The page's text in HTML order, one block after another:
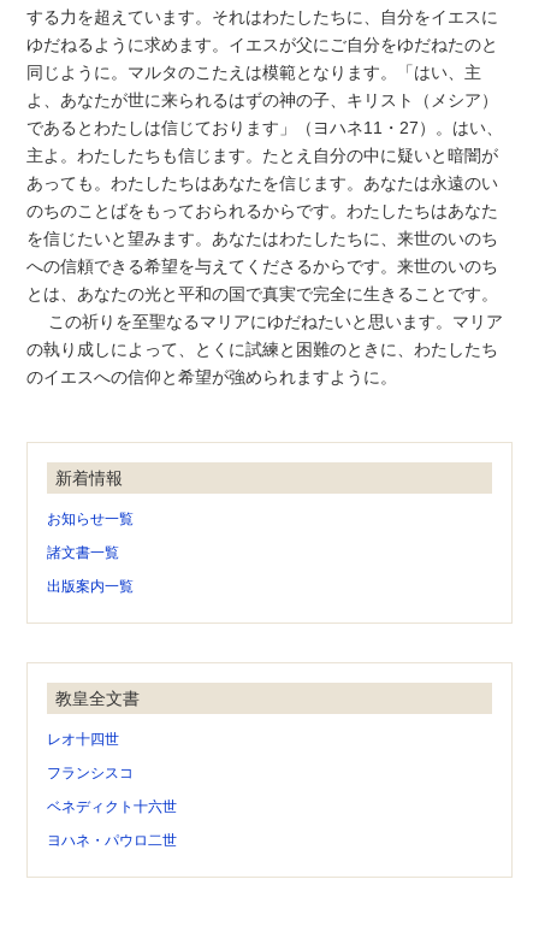
する力を超えています。それはわたしたちに、自分をイエスに
ゆだねるように求めます。イエスが父にご自分をゆだねたのと
同じように。マルタのこたえは模範となります。「はい、主
よ、あなたが世に来られるはずの神の子、キリスト（メシア）
であるとわたしは信じております」（ヨハネ11・27）。はい、
主よ。わたしたちも信じます。たとえ自分の中に疑いと暗闇が
あっても。わたしたちはあなたを信じます。あなたは永遠のい
のちのことばをもっておられるからです。わたしたちはあなた
を信じたいと望みます。あなたはわたしたちに、来世のいのち
への信頼できる希望を与えてくださるからです。来世のいのち
とは、あなたの光と平和の国で真実で完全に生きることです。
この祈りを至聖なるマリアにゆだねたいと思います。マリア
の執り成しによって、とくに試練と困難のときに、わたしたち
のイエスへの信仰と希望が強められますように。
新着情報
お知らせ一覧
諸文書一覧
出版案内一覧
教皇全文書
レオ十四世
フランシスコ
ベネディクト十六世
ヨハネ・パウロ二世